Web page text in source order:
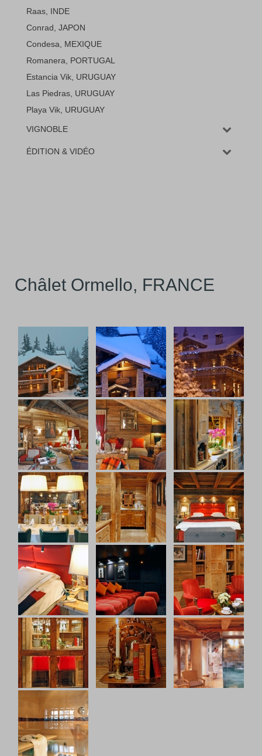
Raas, INDE
Conrad, JAPON
Condesa, MEXIQUE
Romanera, PORTUGAL
Estancia Vik, URUGUAY
Las Piedras, URUGUAY
Playa Vik, URUGUAY
VIGNOBLE
ÉDITION & VIDÉO
Châlet Ormello, FRANCE